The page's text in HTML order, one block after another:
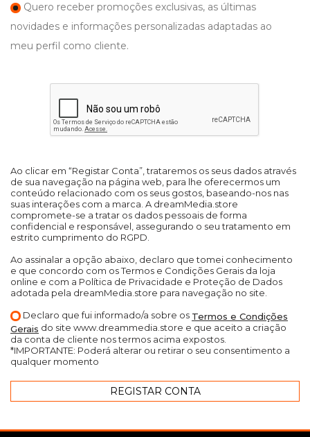
Quero receber promoções exclusivas, as últimas
novidades e informações personalizadas adaptadas ao
meu perfil como cliente.
Ao clicar em “Registar Conta”, trataremos os seus dados através
de sua navegação na página web, para lhe oferecermos um
conteúdo relacionado com os seus gostos, baseando-nos nas
suas interações com a marca. A dreamMedia.store
compromete-se a tratar os dados pessoais de forma
confidencial e responsável, assegurando o seu tratamento em
estrito cumprimento do RGPD.
Ao assinalar a opção abaixo, declaro que tomei conhecimento
e que concordo com os Termos e Condições Gerais da loja
online e com a Política de Privacidade e Proteção de Dados
adotada pela dreamMedia.store para navegação no site.
Declaro que fui informado/a sobre os Termos e Condições
Gerais do site www.dreammedia.store e que aceito a criação
da conta de cliente nos termos acima expostos.
*IMPORTANTE: Poderá alterar ou retirar o seu consentimento a
qualquer momento